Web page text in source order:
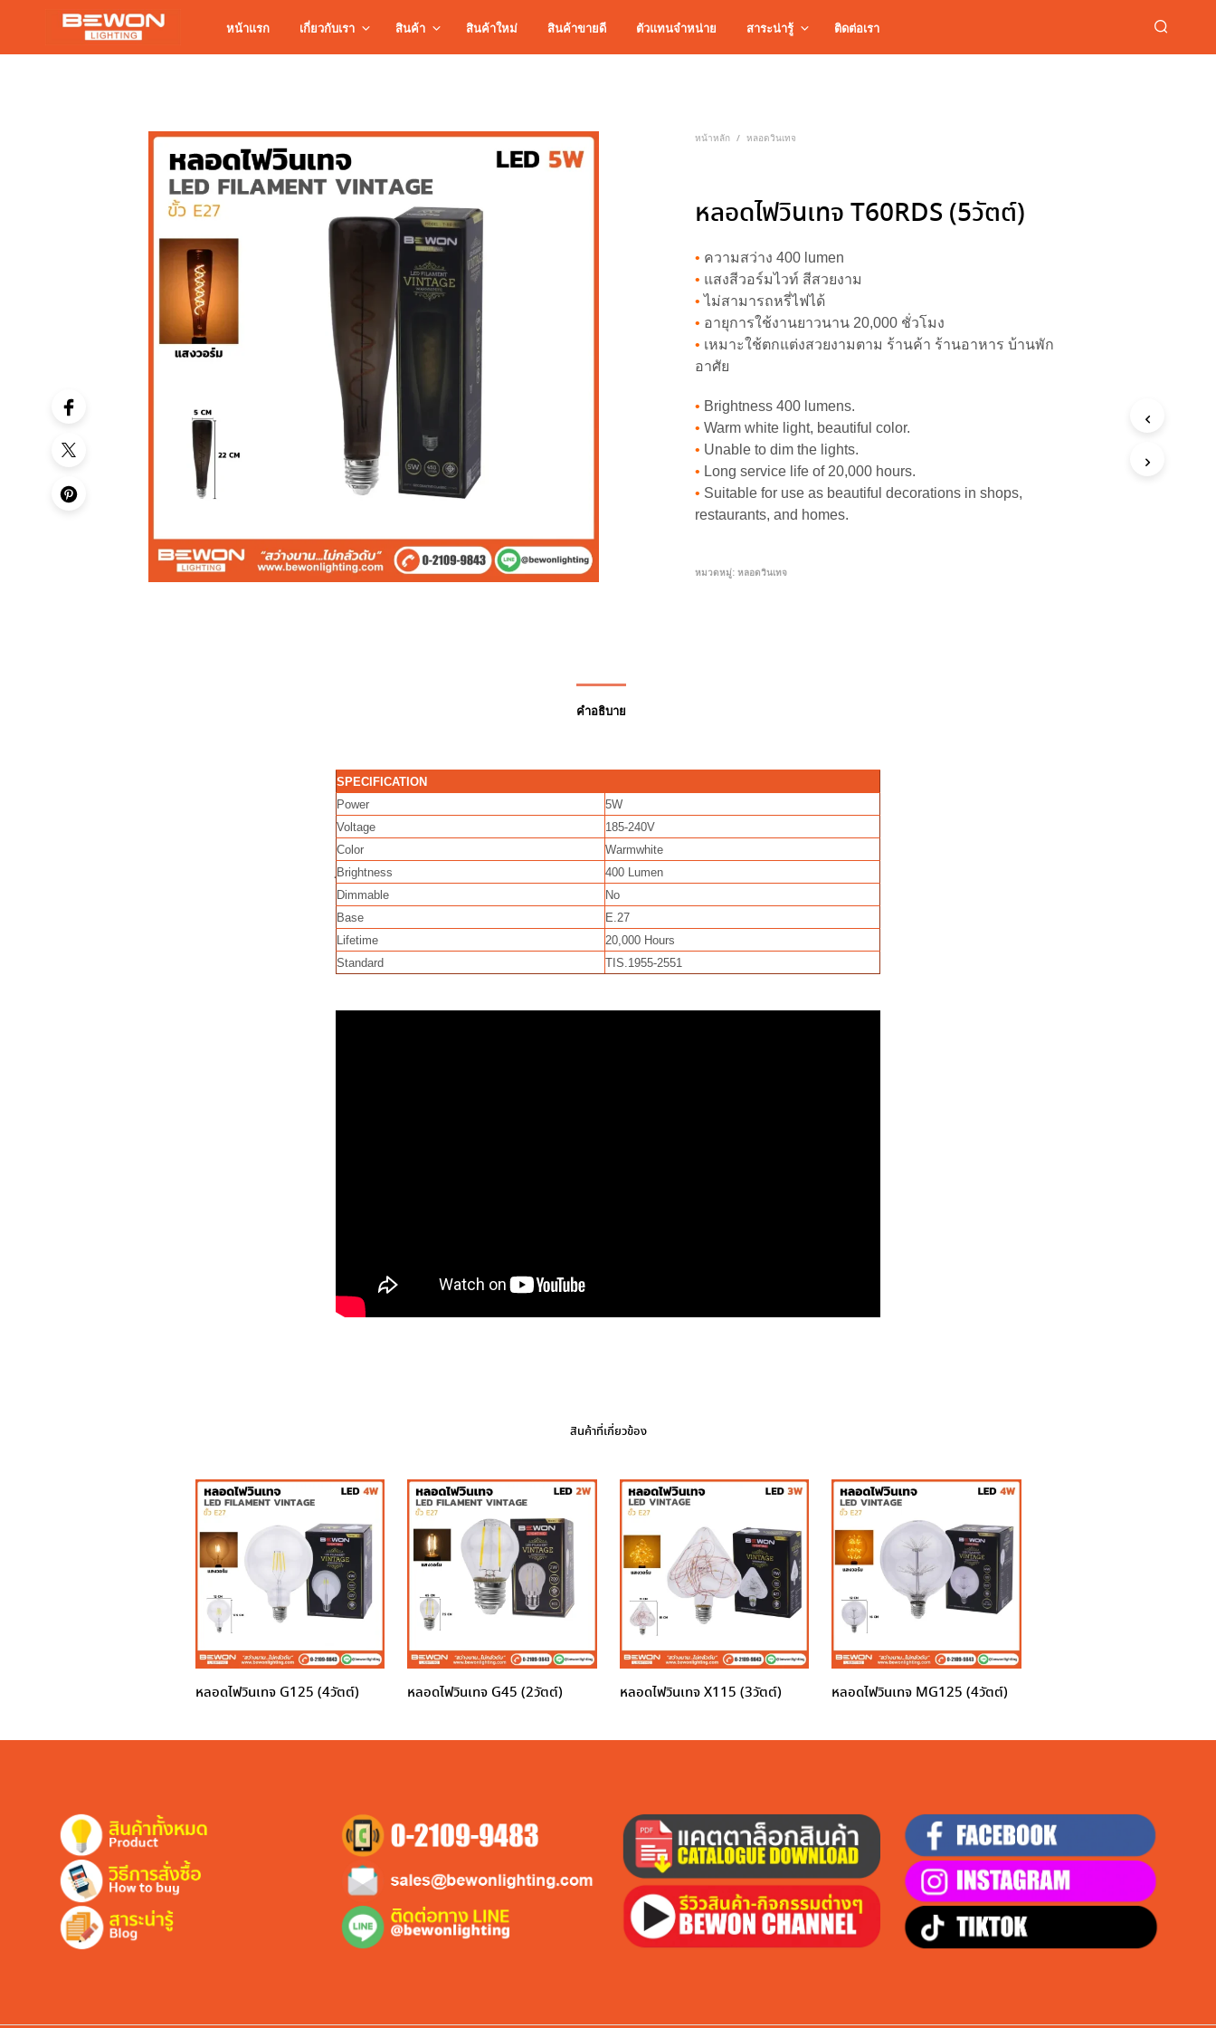
หน้าแรก เกี่ยวกับเรา สินค้า สินค้าใหม่ สินค้าขายดี ตัวแทนจำหน่าย สาระน่ารู้ ติดต่อเรา
หน้าหลัก / หลอดวินเทจ
หลอดไฟวินเทจ T60RDS (5วัตต์)
• ความสว่าง 400 lumen
• แสงสีวอร์มไวท์ สีสวยงาม
• ไม่สามารถหรี่ไฟได้
• อายุการใช้งานยาวนาน 20,000 ชั่วโมง
• เหมาะใช้ตกแต่งสวยงามตาม ร้านค้า ร้านอาหาร บ้านพัก
อาศัย
• Brightness 400 lumens.
• Warm white light, beautiful color.
• Unable to dim the lights.
• Long service life of 20,000 hours.
• Suitable for use as beautiful decorations in shops,
restaurants, and homes.
หมวดหมู่:หลอดวินเทจ
คำอธิบาย
SPECIFICATION
Power
5W
Voltage
185-240V
Color
Warmwhite
ฺBrightness
400 Lumen
Dimmable
No
Base
E.27
Lifetime
20,000 Hours
Standard
TIS.1955-2551
สินค้าที่เกี่ยวข้อง
หลอดไฟวินเทจ G125 (4วัตต์) หลอดไฟวินเทจ G45 (2วัตต์) หลอดไฟวินเทจ X115 (3วัตต์) หลอดไฟวินเทจ MG125 (4วัตต์)